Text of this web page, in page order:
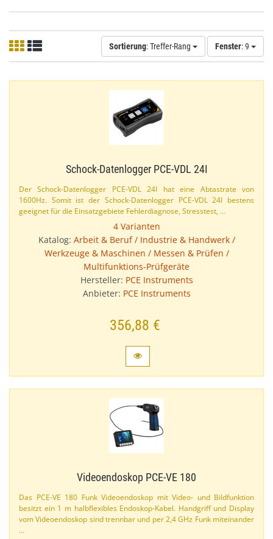
Sortierung: Treffer-Rang Fenster: 9
Schock-​Datenlogger PCE-​VDL 24I
Der Schock-​Datenlogger PCE-​VDL 24I hat eine Abtastrate von
1600Hz. Somit ist der Schock-​Datenlogger PCE-​VDL 24I bestens
geeignet für die Einsatzgebiete Fehlerdiagnose, Stresstest, …
4 Varianten
Katalog: Arbeit & Beruf / Industrie & Handwerk /
Werkzeuge & Maschinen / Messen & Prüfen /
Multifunktions-Prüfgeräte
Hersteller: PCE Instruments
Anbieter: PCE Instruments
356,88 €
Videoendoskop PCE-​VE 180
Das PCE-​VE 180 Funk Videoendoskop mit Video- und Bildfunktion
besitzt ein 1 m halbflexibles Endoskop-​Kabel. Handgriff und Display
vom Videoendoskop sind trennbar und per 2,​4 GHz Funk miteinander
…